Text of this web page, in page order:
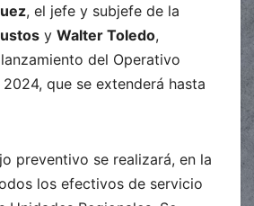
, el jefe y subjefe de la
y Walter Toledo,
del Operativo
que se extenderá hasta
preventivo se realizará, en la
los efectivos de servicio